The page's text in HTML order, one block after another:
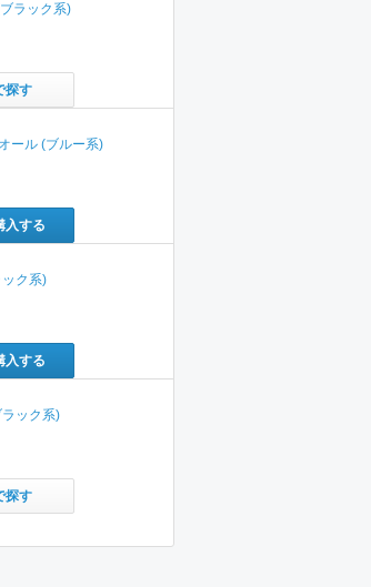
ラック系)
探す
ール (ブルー系)
入する
ク系)
入する
ック系)
探す